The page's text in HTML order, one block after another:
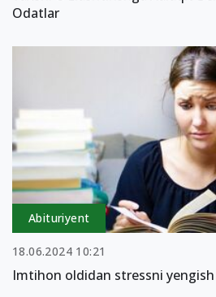
Odatlar
Abituriyent
18.06.2024 10:21
Imtihon oldidan stressni